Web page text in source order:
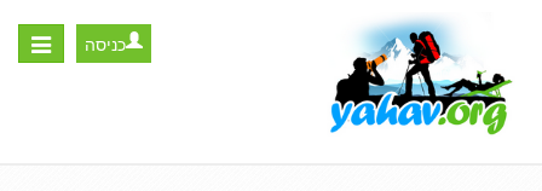
Toggle
כניסה